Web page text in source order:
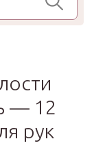
— 12
рук